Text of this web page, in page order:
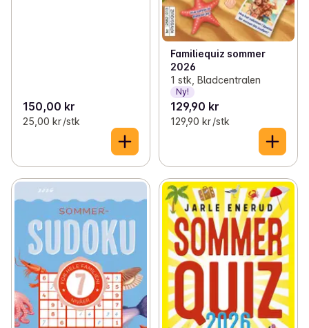
150,00 kr
25,00 kr /stk
Familiequiz sommer
2026
1 stk, Bladcentralen
Ny!
129,90 kr
129,90 kr /stk